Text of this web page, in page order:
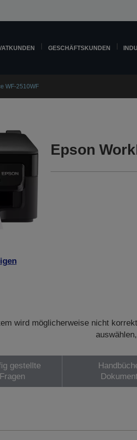
GESCHÄFTSKUNDEN
WF-2510WF
Epson
wird möglicherweise nicht
gestellte
Fragen